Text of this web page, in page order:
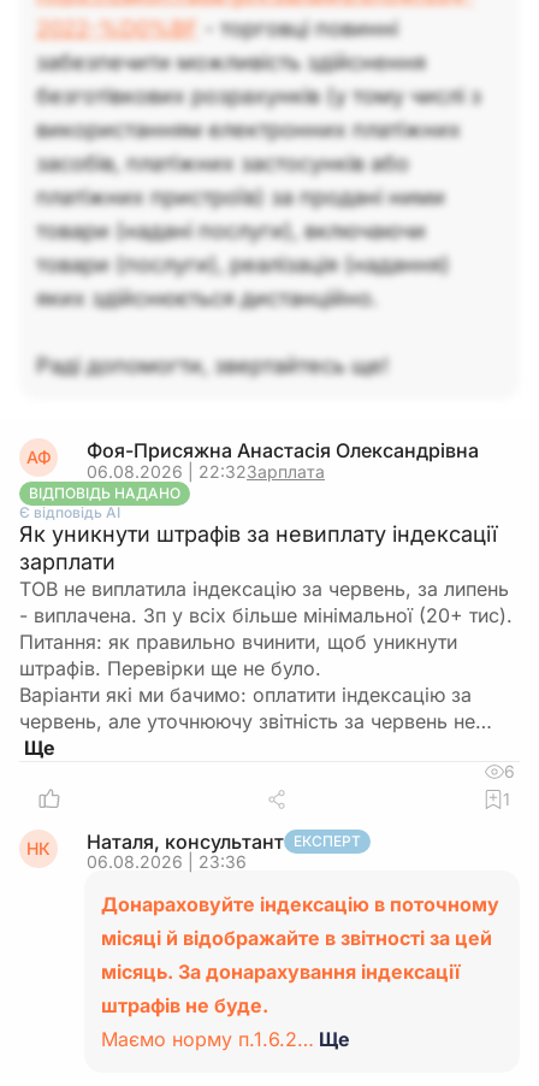
2022-%D0%BF
- торговці повинні
забезпечити можливість здійснення
безготівкових розрахунків (у тому числі з
використанням електронних платіжних
засобів, платіжних застосунків або
платіжних пристроїв) за продані ними
товари (надані послуги), включаючи
товари (послуги), реалізація (надання)
яких здійснюється дистанційно.
Раді допомогти, звертайтесь ще!
АФ Фоя-Присяжна Анастасія Олександрівна
06.08.2026 | 22:32Зарплата
ВІДПОВІДЬ НАДАНО
Є відповідь АІ
Як уникнути штрафів за невиплату індексації
зарплати
ТОВ не виплатила індексацію за червень, за липень
- виплачена. Зп у всіх більше мінімальної (20+ тис).
Питання: як правильно вчинити, щоб уникнути
штрафів. Перевірки ще не було.
Варіанти які ми бачимо: оплатити індексацію за
червень, але уточнюючу звітність за червень не…
6
1
НК Наталя, консультант ЕКСПЕРТ
06.08.2026 | 23:36
Донараховуйте індексацію в поточному
місяці й відображайте в звітності за цей
місяць. За донарахування індексації
штрафів не буде.
Маємо норму п.1.6.2… Ще